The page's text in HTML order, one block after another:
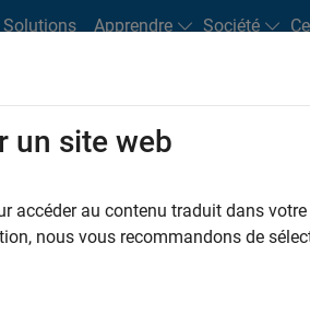
Solutions Apprendre Société
de nos bureaux Étudiants et carrières
FILTRER PAR Gestion des programmes
un site web
accéder au contenu traduit dans
nous vous recommandons de